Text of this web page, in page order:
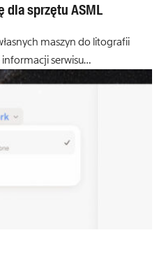
dla sprzętu ASML
maszyn do litografii
serwisu…